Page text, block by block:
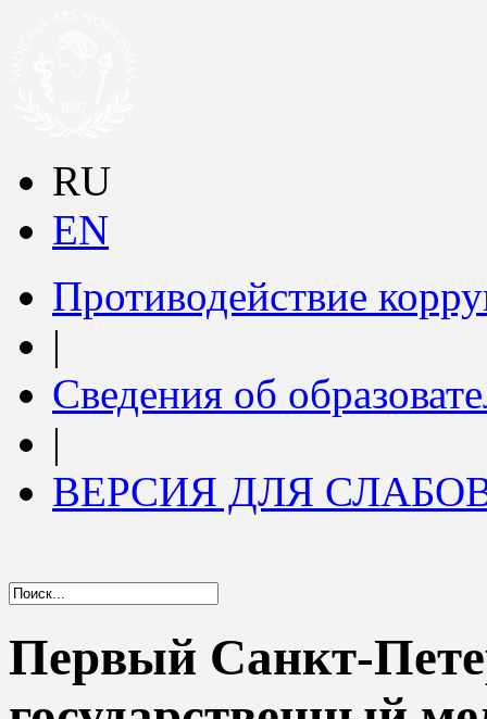
RU
EN
Противодействие
|
Сведения об
|
ВЕРСИЯ ДЛЯ
Первый Санкт-